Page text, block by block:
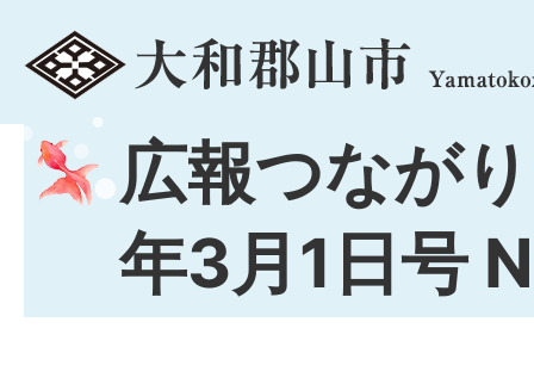
menu
広報つなが
年3月1日号